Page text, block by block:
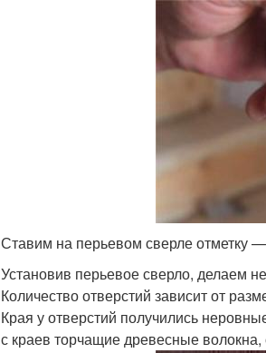
Ставим на перьевом сверле отметку
Установив перьевое сверло, делаем
Количество отверстий зависит от
Края у отверстий получились
с краев торчащие древесные